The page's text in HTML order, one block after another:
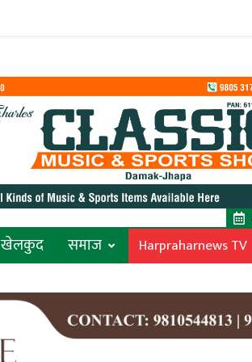
खेलकुद समाज Harpraharnews TV